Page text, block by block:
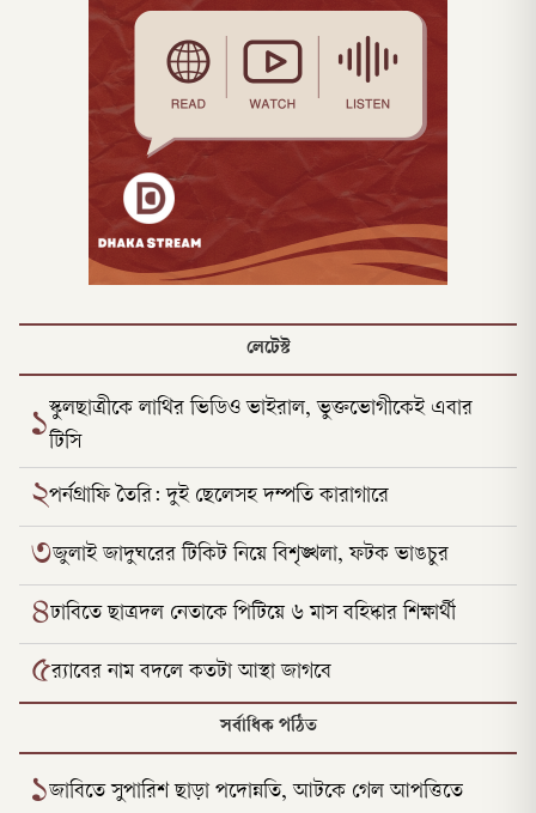
লেটেস্ট
১স্কুলছাত্রীকে লাথির ভিডিও ভাইরাল, ভুক্তভোগীকেই এবার
টিসি
২পর্নগ্রাফি তৈরি: দুই ছেলেসহ দম্পতি কারাগারে
৩জুলাই জাদুঘরের টিকিট নিয়ে বিশৃঙ্খলা, ফটক ভাঙচুর
৪ঢাবিতে ছাত্রদল নেতাকে পিটিয়ে ৬ মাস বহিষ্কার শিক্ষার্থী
৫র‌্যাবের নাম বদলে কতটা আস্থা জাগবে
সর্বাধিক পঠিত
১জাবিতে সুপারিশ ছাড়া পদোন্নতি, আটকে গেল আপত্তিতে